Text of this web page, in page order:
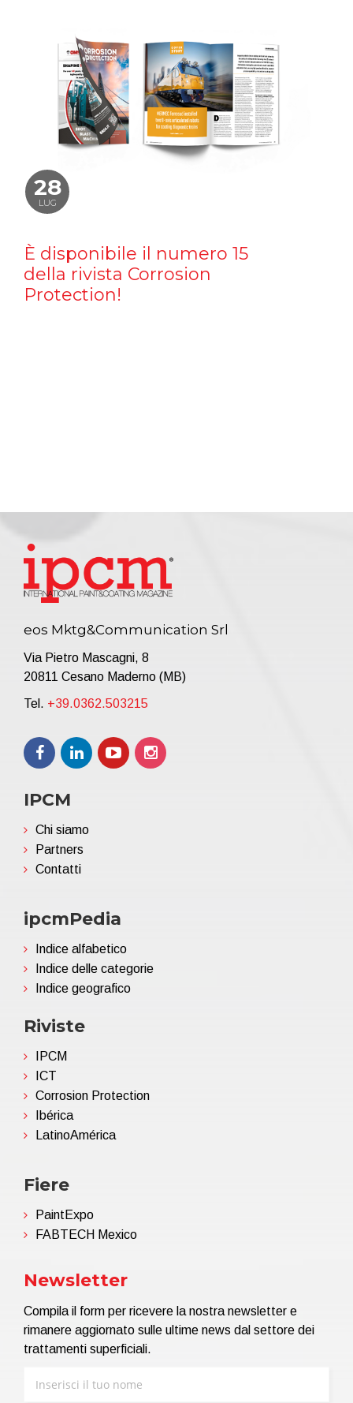
28
LUG
È disponibile il numero 15
della rivista Corrosion
Protection!
eos Mktg&Communication Srl
Via Pietro Mascagni, 8
20811 Cesano Maderno (MB)
Tel. +39.0362.503215
IPCM
Chi siamo
Partners
Contatti
ipcmPedia
Indice alfabetico
Indice delle categorie
Indice geografico
Riviste
IPCM
ICT
Corrosion Protection
Ibérica
LatinoAmérica
Fiere
PaintExpo
FABTECH Mexico
Newsletter
Compila il form per ricevere la nostra newsletter e
rimanere aggiornato sulle ultime news dal settore dei
trattamenti superficiali.